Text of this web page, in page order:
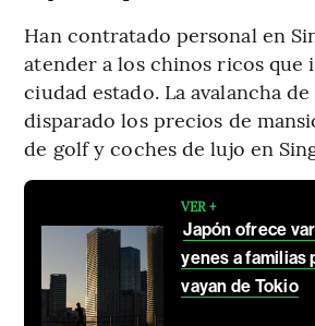
Han contratado personal en
atender a los chinos ricos que
ciudad estado. La avalancha
disparado los precios de
de golf y coches de lujo en
VER +
Japón ofrece
yenes a familias
vayan de Tokio